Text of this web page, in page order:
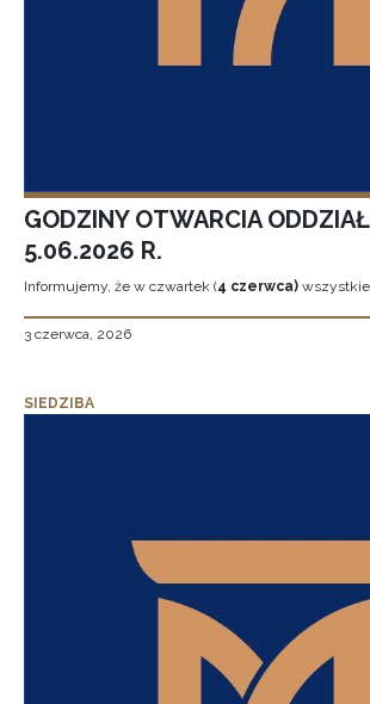
GODZINY OTWARCIA
5.06.2026 R.
Informujemy, że w czwartek (4 czerwca) wszystkie
3 czerwca, 2026
SIEDZIBA